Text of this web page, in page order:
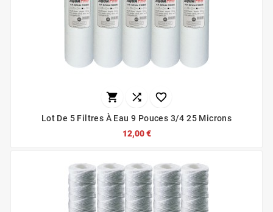
  
Lot De 5 Filtres À Eau 9 Pouces 3/4 25 Microns
12,00 €